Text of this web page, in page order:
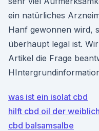
ein natürliches
Hanf gewonnen wird,
überhaupt legal ist.
Artikel die Frage
was ist ein isolat cbd
hilft cbd oil der
cbd balsamsalbe